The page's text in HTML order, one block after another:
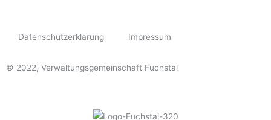
Datenschutzerklärung Impressum
© 2022, Verwaltungsgemeinschaft Fuchstal